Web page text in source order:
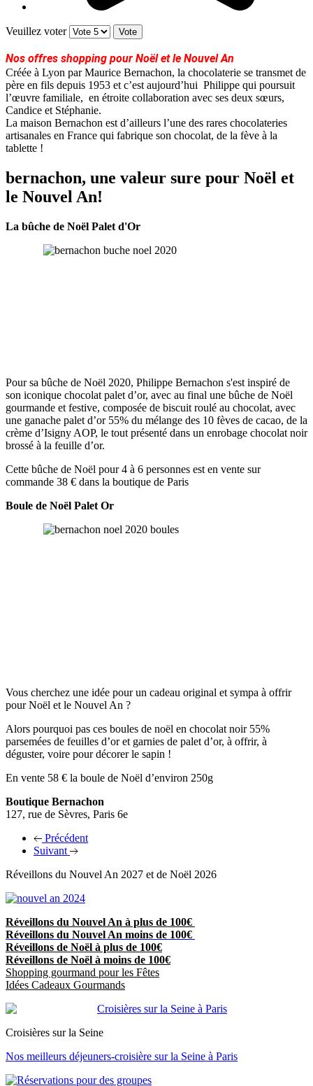
Veuillez voter
Nos offres shopping pour Noël et le Nouvel An
Créée à Lyon par Maurice Bernachon, la chocolaterie se transmet de
père en fils depuis 1953 et c’est aujourd’hui Philippe qui poursuit
l’œuvre familiale, en étroite collaboration avec ses deux sœurs,
Candice et Stéphanie.
La maison Bernachon est d’ailleurs l’une des rares chocolateries
artisanales en France qui fabrique son chocolat, de la fève à la
tablette !
bernachon, une valeur sure pour Noël et
le Nouvel An!
La bûche de Noël Palet d'Or
Pour sa bûche de Noël 2020, Philippe Bernachon s'est inspiré de
son iconique chocolat palet d’or, avec au final une bûche de Noël
gourmande et festive, composée de biscuit roulé au chocolat, avec
une ganache palet d’or 55% du mélange des 10 fèves de cacao, de la
crème d’Isigny AOP, le tout présenté dans un enrobage chocolat noir
brossé à la feuille d’or.
Cette bûche de Noël pour 4 à 6 personnes est en vente sur
commande 38 € dans la boutique de Paris
Boule de Noël Palet Or
Vous cherchez une idée pour un cadeau original et sympa à offrir
pour Noël et le Nouvel An ?
Alors pourquoi pas ces boules de noël en chocolat noir 55%
parsemées de feuilles d’or et garnies de palet d’or, à offrir, à
déguster, voire pour décorer le sapin !
En vente 58 € la boule de Noël d’environ 250g
Boutique Bernachon
127, rue de Sèvres, Paris 6e
Précédent
Suivant
Réveillons du Nouvel An 2027 et de Noël 2026
Réveillons du Nouvel An à plus de 100€
Réveillons du Nouvel An moins de 100€
Réveillons de Noël à plus de 100€
Réveillons de Noël à moins de 100€
Shopping gourmand pour les Fêtes
Idées Cadeaux Gourmands
Croisières sur la Seine
Nos meilleurs déjeuners-croisière sur la Seine à Paris